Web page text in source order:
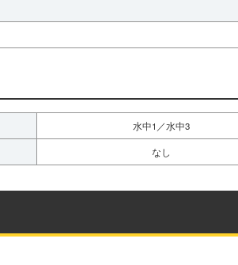
水中1／水中3
なし